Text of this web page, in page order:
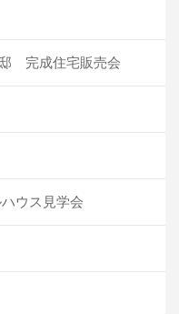
完成住宅販売会
ウス見学会